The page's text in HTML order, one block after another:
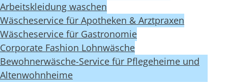
Arbeitskleidung waschen
Wäscheservice für Apotheken & Arztpraxen
Wäscheservice für Gastronomie
Corporate Fashion Lohnwäsche
Bewohnerwäsche-Service für Pflegeheime und
Altenwohnheime